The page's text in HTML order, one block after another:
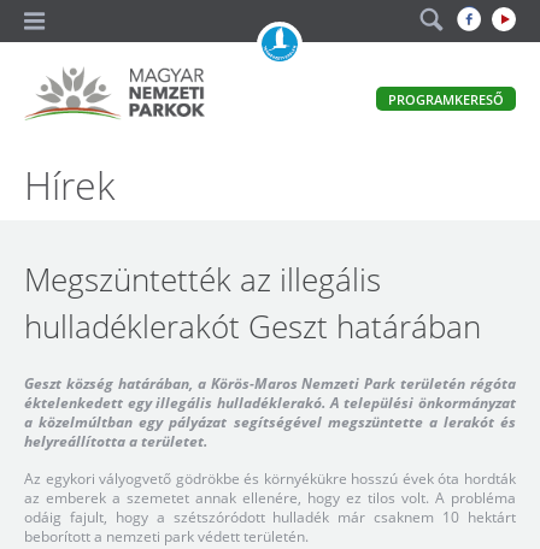
Magyar
Parkok
PROGRAMKERESŐ
Hírek
Megszüntették az illegális
hulladéklerakót Geszt határában
Geszt község határában, a Körös-Maros Nemzeti Park területén régóta
éktelenkedett egy illegális hulladéklerakó. A települési önkormányzat
a közelmúltban egy pályázat segítségével megszüntette a lerakót és
helyreállította a területet.
Az egykori vályogvető gödrökbe és környékükre hosszú évek óta hordták
az emberek a szemetet annak ellenére, hogy ez tilos volt. A probléma
odáig fajult, hogy a szétszóródott hulladék már csaknem 10 hektárt
beborított a nemzeti park védett területén.